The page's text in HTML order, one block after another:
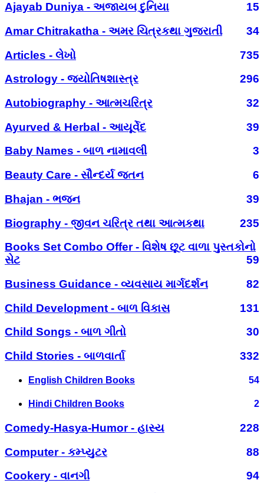
Ajayab Duniya - અજાયબ દુનિયા
15
Amar Chitrakatha - અમર ચિત્રકથા ગુજરાતી
34
Articles - લેખો
735
Astrology - જ્યોતિષશાસ્ત્ર
296
Autobiography - આત્મચરિત્ર
32
Ayurved & Herbal - આયૂર્વેદ
39
Baby Names - બાળ નામાવલી
3
Beauty Care - સૌન્દર્ય જતન
6
Bhajan - ભજન
39
Biography - જીવન ચરિત્ર તથા આત્મકથા
235
Books Set Combo Offer - વિશેષ છૂટ વાળા પુસ્તકોનો
સેટ
59
Business Guidance - વ્યવસાય માર્ગદર્શન
82
Child Development - બાળ વિકાસ
131
Child Songs - બાળ ગીતો
30
Child Stories - બાળવાર્તા
332
English Children Books 54
Hindi Children Books 2
Comedy-Hasya-Humor - હાસ્ય
228
Computer - કમ્પ્યુટર
88
Cookery - વાનગી
94